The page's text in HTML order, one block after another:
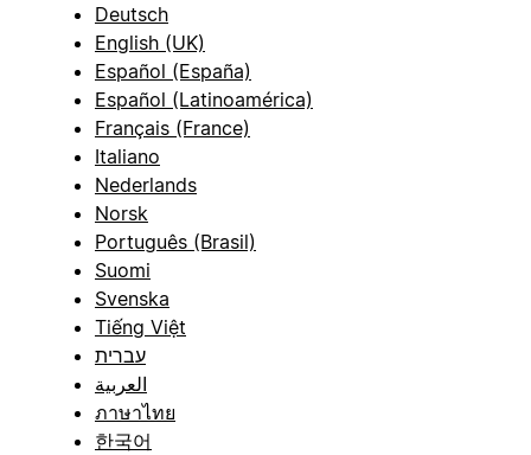
Deutsch
English (UK)
Español (España)
Español (Latinoamérica)
Français (France)
Italiano
Nederlands
Norsk
Português (Brasil)
Suomi
Svenska
Tiếng Việt
עברית
العربية
ภาษาไทย
한국어